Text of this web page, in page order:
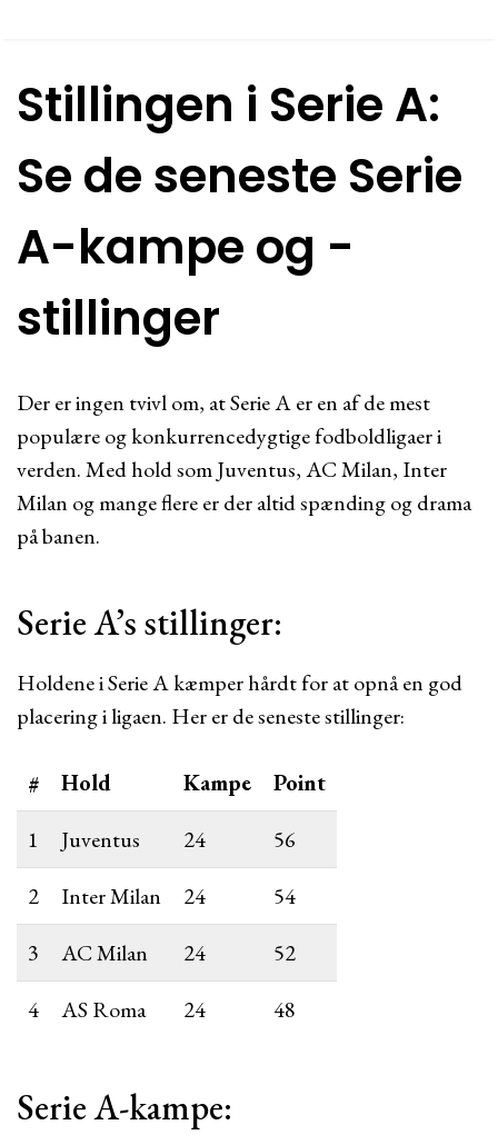
Stillingen i Serie A:
Se de seneste Serie
A-kampe og -
stillinger
Der er ingen tvivl om, at Serie A er en af de mest
populære og konkurrencedygtige fodboldligaer i
verden. Med hold som Juventus, AC Milan, Inter
Milan og mange flere er der altid spænding og drama
på banen.
Serie A’s stillinger:
Holdene i Serie A kæmper hårdt for at opnå en god
placering i ligaen. Her er de seneste stillinger:
# Hold Kampe
Point
1
Juventus 24
56
2
Inter Milan 24
54
3
AC Milan 24
52
4
AS Roma 24 48
Serie A-kampe: